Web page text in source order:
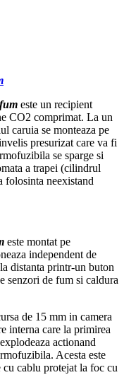
este un recipient
CO2 comprimat. La un
caruia se monteaza pe
presurizat care va fi
se sparge si
a trapei (cilindrul
folosinta neexistand
este montat pe
independent de
distanta printr-un buton
senzori de fum si caldura
de 15 mm in camera
interna care la primirea
actionand
Acesta este
cablu protejat la foc cu